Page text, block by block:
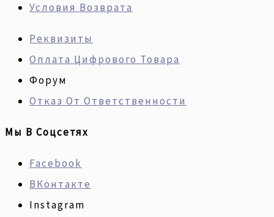
Условия Возврата
Реквизиты
Оплата Цифрового Товара
Форум
Отказ От Ответственности
Мы В Соцсетях
Facebook
ВКонтакте
Instagram